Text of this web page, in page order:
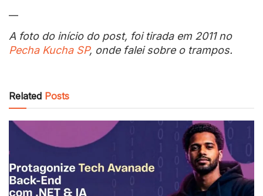
A foto do início do post, foi tirada em 2011 no
Pecha Kucha SP, onde falei sobre o trampos.
Related Posts